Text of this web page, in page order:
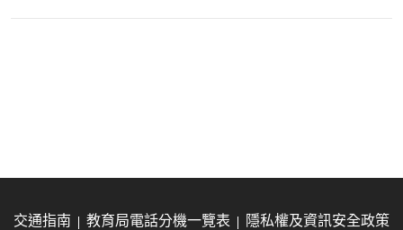
交通指南 教育局電話分機一覽表
隱私權及資訊安全政策